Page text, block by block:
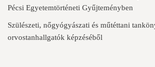
Pécsi Egyetemtörténeti Gyűjteményben
Szülészeti, nőgyógyászati és műtéttani
orvostanhallgatók képzéséből